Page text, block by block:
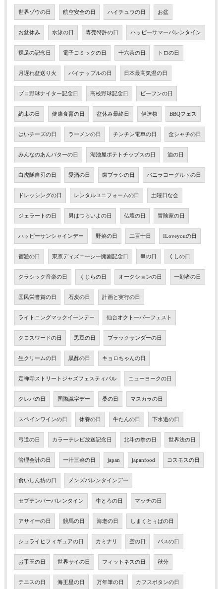
世界ゾウの日 航空安全の日 ハイチュウの日 お盆
お盆休み 水泳の日 専売特許の日 ハッピーサマーバレンタイン
裸足の記念日 電子コミックの日 十六茶の日 トロの日
月遅れ盆送り火 パイナップルの日 日本最高気温の日
プロ野球ナイター記念日 高校野球記念日 ビーフンの日
約束の日 健康食育の日 盆休み最終日 伊達祭 BBQフェス
はいチーズの日 ラーメンの日 チンチン電車の日 金シャチの日
みんなのあんバターの日 湖池屋ポテトチップスの日 油の日
白虎隊自刃の日 愛酒の日 歯ブラシの日 バニラヨーグルトの日
ドレッシングの日 レンタルユニフォームの日 土曜日な会
ジェラートの日 男はつらいよの日 仏壇の日 冒険家の日
ハッピーサンシャインデー 野菜の日 二百十日 ILoveyouの日
宿題の日 東京ディズニーシー開園記念日 串の日 くしの日
クラシック音楽の日 くじらの日 オークションの日 一刻者の日
国民栄誉賞の日 石炭の日 計画と実行の日
ライトニングマックイーンデー 仙台オクトーバーフェスト
クロスワードの日 黒豆の日 ブラックサンダーの日
生クリームの日 黒酢の日 キョロちゃんの日
定禅寺ストリートジャズフェスティバル ニューヨークの日
クレバの日 国際識字デー 桑の日 マスカラの日
スペインワインの日 休養の日 牛たんの日 下水道の日
弓道の日 カラーテレビ放送記念日 北斗の拳の日 世界法の日
管理会計の日 一汁三菜の日 japan japanfood コスモスの日
食いしん坊の日 メンズバレンタインデー
セプテンバーバレンタイン 牛とろの日 マッチの日
アサイーの日 競馬の日 海老の日 しまくとぅばの日
シュライヒフィギュアの日 カミナリ 空の日 バスの日
お手玉の日 世界サイの日 フィットネスの日 秋分
テニスの日 海王星の日 万年筆の日 カフスボタンの日